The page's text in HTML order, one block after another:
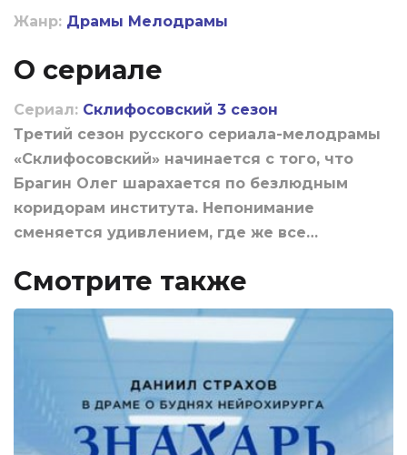
Жанр: Драмы Мелодрамы
О сериале
Сериал: Склифосовский 3 сезон
Третий сезон русского сериала-мелодрамы
«Склифосовский» начинается с того, что
Брагин Олег шарахается по безлюдным
коридорам института. Непонимание
сменяется удивлением, где же все…
Смотрите также